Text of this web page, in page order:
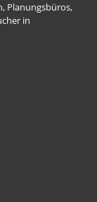
Planungsbüros,
in